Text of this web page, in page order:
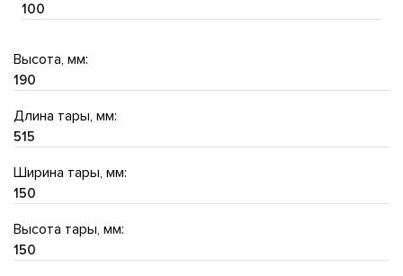
100
Высота, мм:
190
Длина тары, мм:
515
Ширина тары, мм:
150
Высота тары, мм:
150